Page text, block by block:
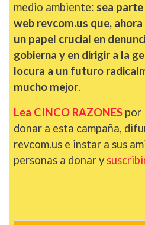
medio ambiente: sea
web revcom.us que,
un papel crucial en
gobierna y en dirigir a la
locura a un futuro
mucho mejor.
Lea CINCO RAZONES por
donar a esta campaña,
revcom.us e instar a sus
personas a donar y